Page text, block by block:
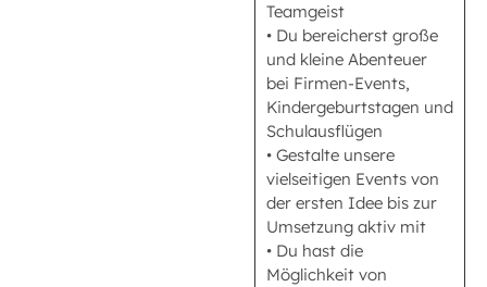
Teamgeist
• Du bereicherst große
und kleine Abenteuer
bei Firmen-Events,
Kindergeburtstagen und
Schulausflügen
• Gestalte unsere
vielseitigen Events von
der ersten Idee bis zur
Umsetzung aktiv mit
• Du hast die
Möglichkeit von